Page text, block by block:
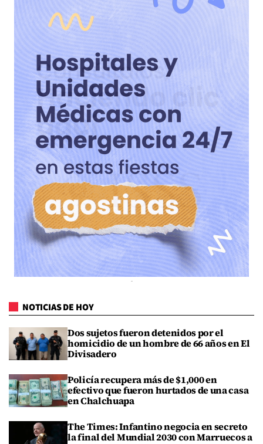
NOTICIAS DE HOY
Dos sujetos fueron detenidos por el
homicidio de un hombre de 66 años en El
Divisadero
Policía recupera más de $1,000 en
efectivo que fueron hurtados de una casa
en Chalchuapa
The Times: Infantino negocia en secreto
la final del Mundial 2030 con Marruecos a